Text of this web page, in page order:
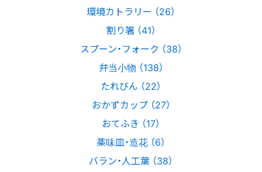
環境カトラリー （26）
割り箸 （41）
スプーン・フォーク （38）
弁当小物 （138）
たれびん （22）
おかずカップ （27）
おてふき （17）
薬味皿・造花 （6）
バラン・人工葉 （38）